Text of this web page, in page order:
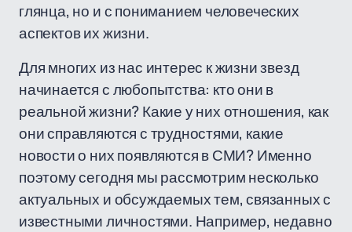
глянца, но и с пониманием человеческих
аспектов их жизни.
Для многих из нас интерес к жизни звезд
начинается с любопытства: кто они в
реальной жизни? Какие у них отношения, как
они справляются с трудностями, какие
новости о них появляются в СМИ? Именно
поэтому сегодня мы рассмотрим несколько
актуальных и обсуждаемых тем, связанных с
известными личностями. Например, недавно